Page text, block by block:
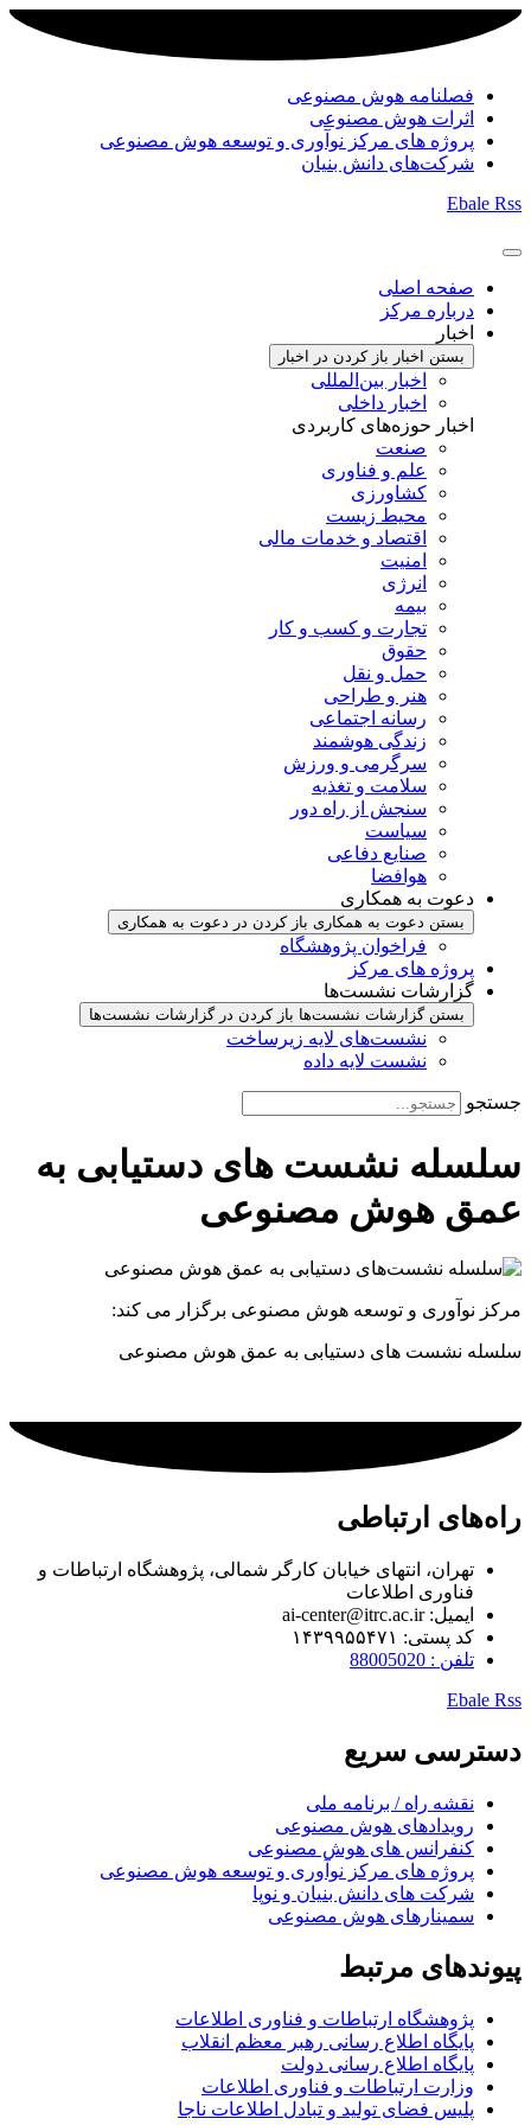
فصلنامه هوش مصنوعی
اثرات هوش مصنوعی
پروژه های مرکز نوآوری و توسعه هوش مصنوعی
شرکت‌های دانش بنیان
Ebale Rss
صفحه اصلی
درباره مرکز
اخبار
بستن اخبار باز کردن در اخبار
اخبار بین‌المللی
اخبار داخلی
اخبار حوزه‌های کاربردی
صنعت
علم و فناوری
کشاورزی
محیط زیست
اقتصاد و خدمات مالی
امنیت
انرژی
بیمه
تجارت و کسب و کار
حقوق
حمل و نقل
هنر و طراحی
رسانه اجتماعی
زندگی هوشمند
سرگرمی و ورزش
سلامت و تغذیه
سنجش از راه دور
سیاست
صنایع دفاعی
هوافضا
دعوت به همکاری
بستن دعوت به همکاری باز کردن در دعوت به همکاری
فراخوان پژوهشگاه
پروژه های مرکز
گزارشات نشست‌ها
بستن گزارشات نشست‌ها باز کردن در گزارشات نشست‌ها
نشست‌‌های لایه زیرساخت
نشست لایه داده
جستجو
سلسله نشست های دستیابی به
عمق هوش مصنوعی
مرکز نوآوری و توسعه هوش مصنوعی برگزار می کند:
سلسله نشست های دستیابی به عمق هوش مصنوعی
راه‌های ارتباطی
تهران، انتهای خیابان کارگر شمالی، پژوهشگاه ارتباطات و
فناوری اطلاعات
ایمیل: ai-center@itrc.ac.ir
کد پستی: ۱۴۳۹۹۵۵۴۷۱
تلفن : 88005020
Ebale Rss
دسترسی سریع
نقشه راه / برنامه ملی
رویدادهای هوش مصنوعی
کنفرانس های هوش مصنوعی
پروژه های مرکز نوآوری و توسعه هوش مصنوعی
شرکت های دانش بنیان و نوپا
سمینارهای هوش مصنوعی
پیوندهای مرتبط
پژوهشگاه ارتباطات و فناوری اطلاعات
پایگاه اطلاع رسانی رهبر معظم انقلاب
پایگاه اطلاع رسانی دولت
وزارت ارتباطات و فناوری اطلاعات
پلیس فضای تولید و تبادل اطلاعات ناجا